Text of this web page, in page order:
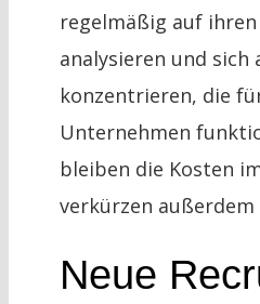
regelmäßig auf
analysieren und sich
konzentrieren, die
Unternehmen
bleiben die Kosten
verkürzen außerdem
Neue